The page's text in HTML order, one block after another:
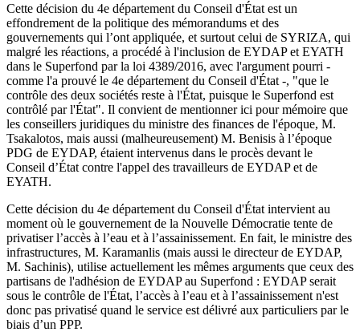
Cette décision du 4e département du Conseil d'État est un
effondrement de la politique des mémorandums et des
gouvernements qui l’ont appliquée, et surtout celui de SYRIZA, qui
malgré les réactions, a procédé à l'inclusion de EYDAP et EYATH
dans le Superfond par la loi 4389/2016, avec l'argument pourri -
comme l'a prouvé le 4e département du Conseil d'État -, "que le
contrôle des deux sociétés reste à l'État, puisque le Superfond est
contrôlé par l'État". Il convient de mentionner ici pour mémoire que
les conseillers juridiques du ministre des finances de l'époque, M.
Tsakalotos, mais aussi (malheureusement) M. Benisis à l’époque
PDG de EYDAP, étaient intervenus dans le procès devant le
Conseil d’État contre l'appel des travailleurs de EYDAP et de
EYATH.
Cette décision du 4e département du Conseil d'État intervient au
moment où le gouvernement de la Nouvelle Démocratie tente de
privatiser l’accès à l’eau et à l’assainissement. En fait, le ministre des
infrastructures, M. Karamanlis (mais aussi le directeur de EYDAP,
M. Sachinis), utilise actuellement les mêmes arguments que ceux des
partisans de l'adhésion de EYDAP au Superfond : EYDAP serait
sous le contrôle de l'État, l’accès à l’eau et à l’assainissement n'est
donc pas privatisé quand le service est délivré aux particuliers par le
biais d’un PPP.